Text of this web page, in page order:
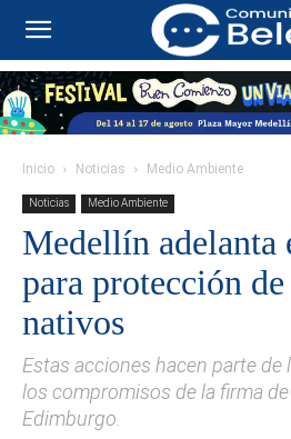
Inicio Noticias Medio Ambiente
Noticias Medio Ambiente
Medellín adelanta
para protección de
nativos
Estas acciones hacen parte de
los compromisos de la firma
Edimburgo.